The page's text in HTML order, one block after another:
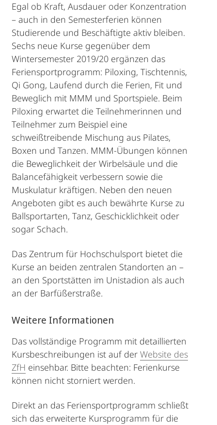
Egal ob Kraft, Ausdauer oder Konzentration
– auch in den Semesterferien können
Studierende und Beschäftigte aktiv bleiben.
Sechs neue Kurse gegenüber dem
Wintersemester 2019/20 ergänzen das
Feriensportprogramm: Piloxing, Tischtennis,
Qi Gong, Laufend durch die Ferien, Fit und
Beweglich mit MMM und Sportspiele. Beim
Piloxing erwartet die Teilnehmerinnen und
Teilnehmer zum Beispiel eine
schweißtreibende Mischung aus Pilates,
Boxen und Tanzen. MMM-Übungen können
die Beweglichkeit der Wirbelsäule und die
Balancefähigkeit verbessern sowie die
Muskulatur kräftigen. Neben den neuen
Angeboten gibt es auch bewährte Kurse zu
Ballsportarten, Tanz, Geschicklichkeit oder
sogar Schach.
Das Zentrum für Hochschulsport bietet die
Kurse an beiden zentralen Standorten an –
an den Sportstätten im Unistadion als auch
an der Barfüßerstraße.
Weitere Informationen
Das vollständige Programm mit detaillierten
Kursbeschreibungen ist auf der Website des
ZfH einsehbar. Bitte beachten: Ferienkurse
können nicht storniert werden.
Direkt an das Feriensportprogramm schließt
sich das erweiterte Kursprogramm für die